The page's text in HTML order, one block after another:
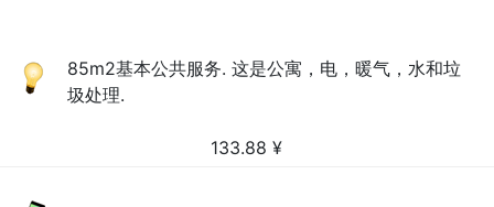
85m2基本公共服务. 这是公寓，电，暖气，水和垃
圾处理.
133.88 ¥